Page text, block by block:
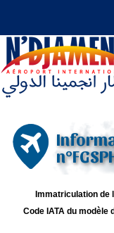
Immatriculation de
Code IATA du modèle